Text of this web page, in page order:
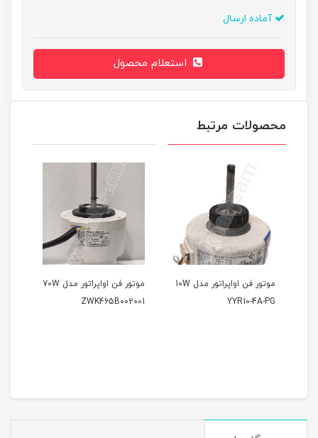
آماده ارسال
محصولات مرتبط
موتور فن اواپراتور مدل 10W
YYR10-4A-PG
موتور فن اواپراتور مدل 70W
ZWK465B002001